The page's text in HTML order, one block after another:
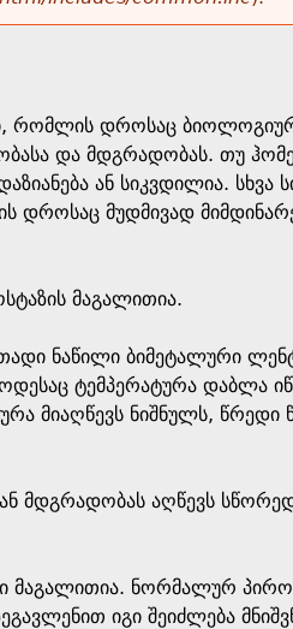
რომლის დროსაც
და მდგრადობას. თუ
ან სიკვდილია. სხვა
დროსაც მუდმივად
მაგალითია.
ნაწილი ბიმეტალური
ტემპერატურა დაბლა
მიაღწევს ნიშნულს, წრედი
მდგრადობას აღწევს
მაგალითია. ნორმალურ
იგი შეიძლება